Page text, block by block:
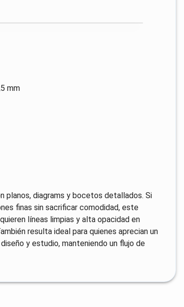
mm
planos, diagrams y bocetos detallados. Si
finas sin sacrificar comodidad, este
líneas limpias y alta opacidad en
resulta ideal para quienes aprecian un
y estudio, manteniendo un flujo de